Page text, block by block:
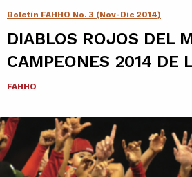
Agenda
Noticias
Boletín FAHHO No. 3 (Nov-Dic 2014)
DIABLOS ROJOS DEL
CAMPEONES 2014 DE
FAHHO